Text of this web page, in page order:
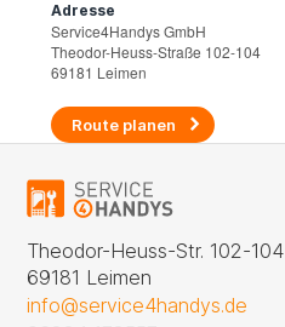
Adresse
Service4Handys GmbH
Theodor-Heuss-Straße 102-104
69181 Leimen
Route planen
Theodor-Heuss-Str. 102-104
69181 Leimen
info@service4handys.de